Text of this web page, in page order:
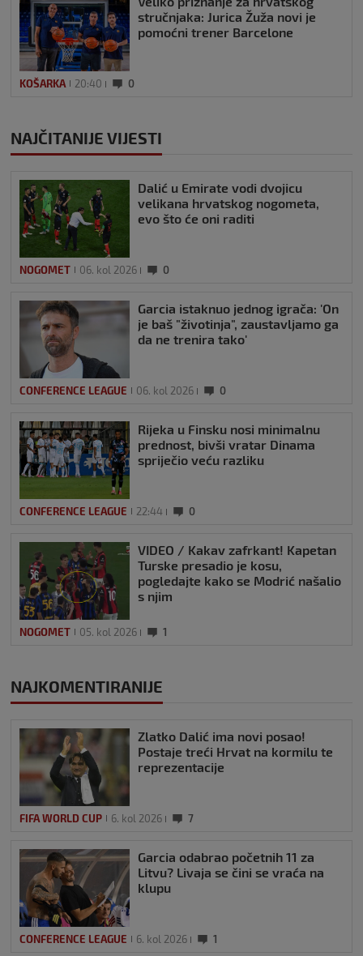
stručnjaka: Jurica Žuža novi je
pomoćni trener Barcelone
KOŠARKA 20:40 0
NAJČITANIJE VIJESTI
Dalić u Emirate vodi dvojicu
velikana hrvatskog nogometa,
evo što će oni raditi
NOGOMET 06. kol 2026 0
Garcia istaknuo jednog igrača: 'On
je baš "životinja", zaustavljamo ga
da ne trenira tako'
CONFERENCE LEAGUE 06. kol 2026 0
Rijeka u Finsku nosi minimalnu
prednost, bivši vratar Dinama
spriječio veću razliku
CONFERENCE LEAGUE 22:44 0
VIDEO / Kakav zafrkant! Kapetan
Turske presadio je kosu,
pogledajte kako se Modrić našalio
s njim
NOGOMET 05. kol 2026 1
NAJKOMENTIRANIJE
Zlatko Dalić ima novi posao!
Postaje treći Hrvat na kormilu te
reprezentacije
FIFA WORLD CUP 6. kol 2026 7
Garcia odabrao početnih 11 za
Litvu? Livaja se čini se vraća na
klupu
CONFERENCE LEAGUE 6. kol 2026 1